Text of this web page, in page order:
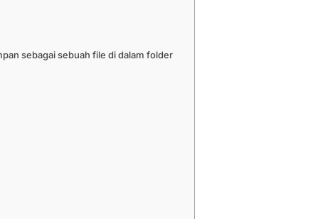
sebagai sebuah file di dalam folder